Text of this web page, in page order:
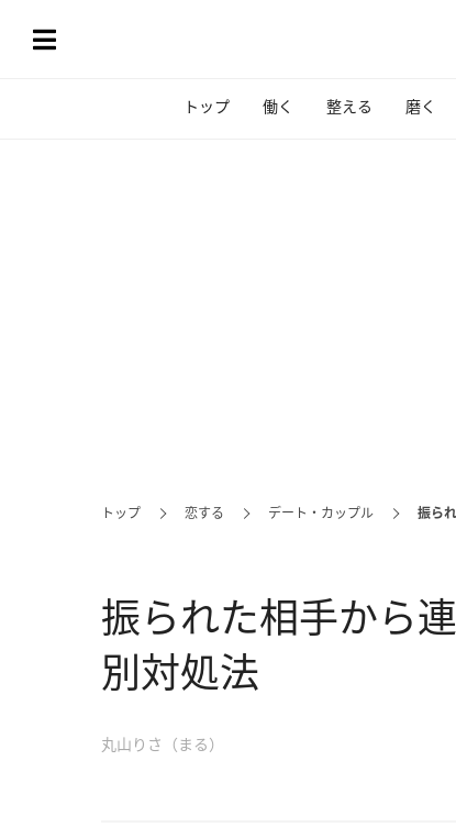
トップ 働く 整える 磨く
トップ 恋する デート・カップル 振ら
振られた相手から
別対処法
丸山りさ（まる）